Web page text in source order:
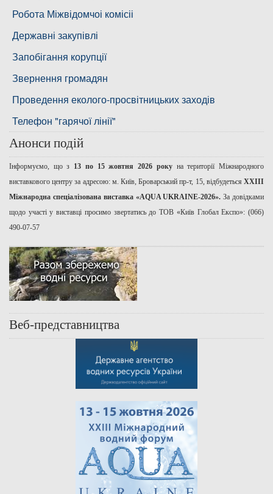
Басейнова рада нижнього Дніпра
Басейнова рада річок Причорномор'я
Робота Міжвідомчоі комісіі
Державні закупівлі
Запобігання корупції
Звернення громадян
Проведення еколого-просвітницьких заходів
Телефон "гарячої лінії"
Анонси подій
Інформуємо, що з 13 по 15 жовтня 2026 рокуна території Міжнародного
виставкового центру за адресою: м. Київ, Броварський пр-т, 15, відбудеться ХХІІІ
Міжнародна спеціалізована виставка «AQUA UKRAINE-2026».За довідками
щодо участі у виставці просимо звертатись до ТОВ «Київ Глобал Експо»: (066)
490-07-57
Веб-представництва